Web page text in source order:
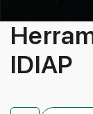
IDIAP